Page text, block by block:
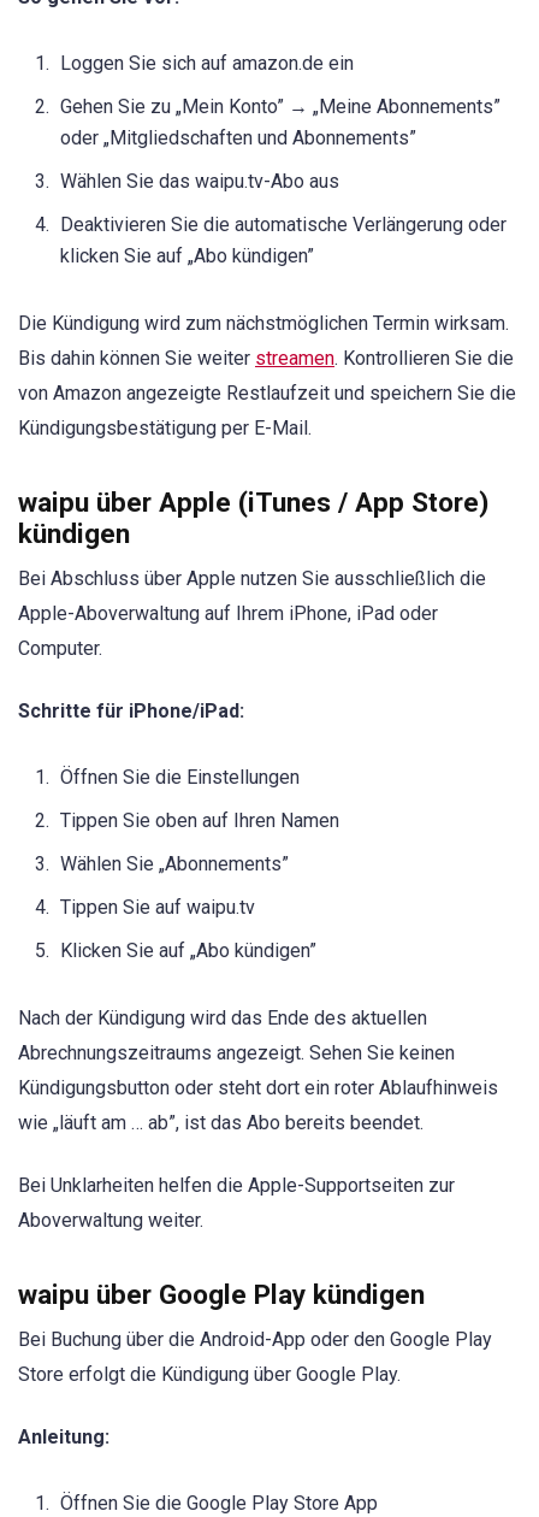
Loggen Sie sich auf amazon.de ein
Gehen Sie zu „Mein Konto” → „Meine Abonnements”
oder „Mitgliedschaften und Abonnements”
Wählen Sie das waipu.tv-Abo aus
Deaktivieren Sie die automatische Verlängerung oder
klicken Sie auf „Abo kündigen”
Die Kündigung wird zum nächstmöglichen Termin wirksam.
Bis dahin können Sie weiter streamen. Kontrollieren Sie die
von Amazon angezeigte Restlaufzeit und speichern Sie die
Kündigungsbestätigung per E-Mail.
waipu über Apple (iTunes / App Store)
kündigen
Bei Abschluss über Apple nutzen Sie ausschließlich die
Apple-Aboverwaltung auf Ihrem iPhone, iPad oder
Computer.
Schritte für iPhone/iPad:
Öffnen Sie die Einstellungen
Tippen Sie oben auf Ihren Namen
Wählen Sie „Abonnements”
Tippen Sie auf waipu.tv
Klicken Sie auf „Abo kündigen”
Nach der Kündigung wird das Ende des aktuellen
Abrechnungszeitraums angezeigt. Sehen Sie keinen
Kündigungsbutton oder steht dort ein roter Ablaufhinweis
wie „läuft am … ab”, ist das Abo bereits beendet.
Bei Unklarheiten helfen die Apple-Supportseiten zur
Aboverwaltung weiter.
waipu über Google Play kündigen
Bei Buchung über die Android-App oder den Google Play
Store erfolgt die Kündigung über Google Play.
Anleitung:
Öffnen Sie die Google Play Store App